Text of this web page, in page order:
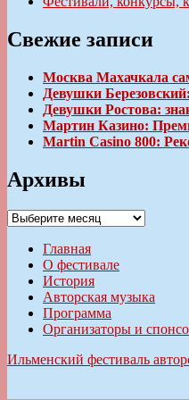
Свежие записи
Москва Махачкала
Девушки
Девушки Ростова:
Мартин Казино:
Martin Casino 800:
Архивы
Архивы
Главная
О фестивале
История
Авторская музыка
Программа
Организаторы и
Ильменский фестиваль